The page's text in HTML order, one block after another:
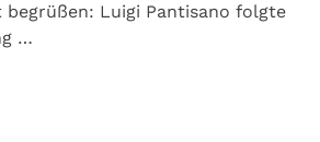
begrüßen: Luigi Pantisano folgte
…